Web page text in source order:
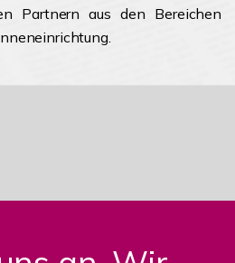
Partnern aus den Bereichen